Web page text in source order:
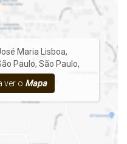
Maria Lisboa,
Paulo, São Paulo,
ver o Mapa